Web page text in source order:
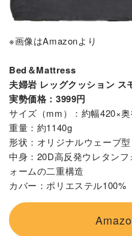
※画像はAmazonより
Bed＆Mattress
夫婦岩 レッグクッション ス
実勢価格：3999円
サイズ（mm）：約幅420×
重量：約1140g
形状：オリジナルウェーブ型
中身：20D高反発ウレタン
ォームの二重構造
カバー：ポリエステル100%